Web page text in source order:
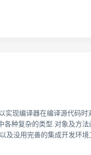
现编译器在编译源代码
种复杂的类型.对象及方
及没用完善的集成开发环